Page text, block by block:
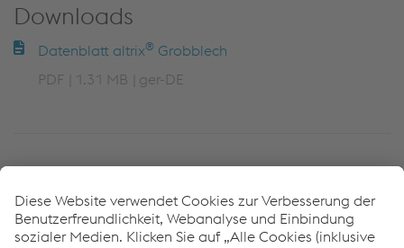
Downloads
Datenblatt altrix® Grobblech
PDF
1.31 MB ger-DE
Ansprechpartner
Vereinigte Staaten